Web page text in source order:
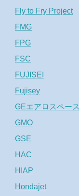
Fly to Fry Project
FMG
FPG
FSC
FUJISEI
Fujisey
GEエアロスペース
GMO
GSE
HAC
HIAP
Hondajet